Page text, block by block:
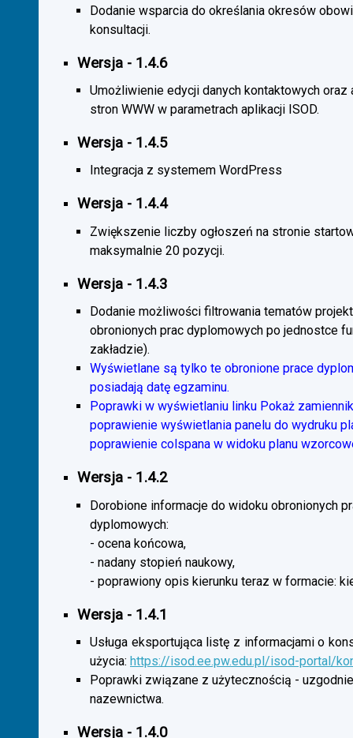
Dodanie wsparcia do określania okresów
konsultacji.
Wersja - 1.4.6
Umożliwienie edycji danych kontaktowych oraz
stron WWW w parametrach aplikacji ISOD.
Wersja - 1.4.5
Integracja z systemem WordPress
Wersja - 1.4.4
Zwiększenie liczby ogłoszeń na stronie
maksymalnie 20 pozycji.
Wersja - 1.4.3
Dodanie możliwości filtrowania tematów
obronionych prac dyplomowych po jednostce
zakładzie).
Wyświetlane są tylko te obronione prace
posiadają datę egzaminu.
Poprawki w wyświetlaniu linku Pokaż
poprawienie wyświetlania panelu do wydruku
poprawienie colspana w widoku planu
Wersja - 1.4.2
Dorobione informacje do widoku obronionych
dyplomowych:
- ocena końcowa,
- nadany stopień naukowy,
- poprawiony opis kierunku teraz w formacie:
Wersja - 1.4.1
Usługa eksportująca listę z informacjami o
użycia: https://isod.ee.pw.edu.pl/isod-portal/
Poprawki związane z użytecznością -
nazewnictwa.
Wersja - 1.4.0